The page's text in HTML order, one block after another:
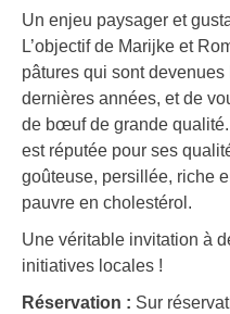
Un enjeu paysager et
L’objectif de Marijke et
pâtures qui sont
dernières années, et de
de bœuf de grande
est réputée pour ses
goûteuse, persillée, riche
pauvre en cholestérol.
Une véritable invitation à
initiatives locales !
Réservation : Sur